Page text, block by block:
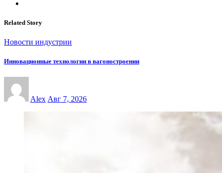
Related Story
Новости индустрии
Инновационные технологии в вагоностроении
Alex Авг 7, 2026